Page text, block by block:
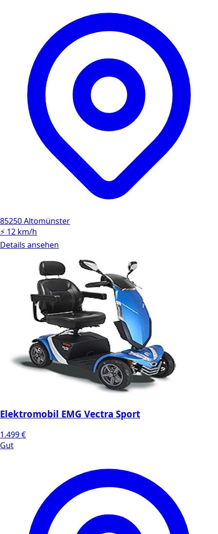
85250 Altomünster
⚡ 12 km/h
Details ansehen
Elektromobil EMG Vectra Sport
1.499 €
Gut